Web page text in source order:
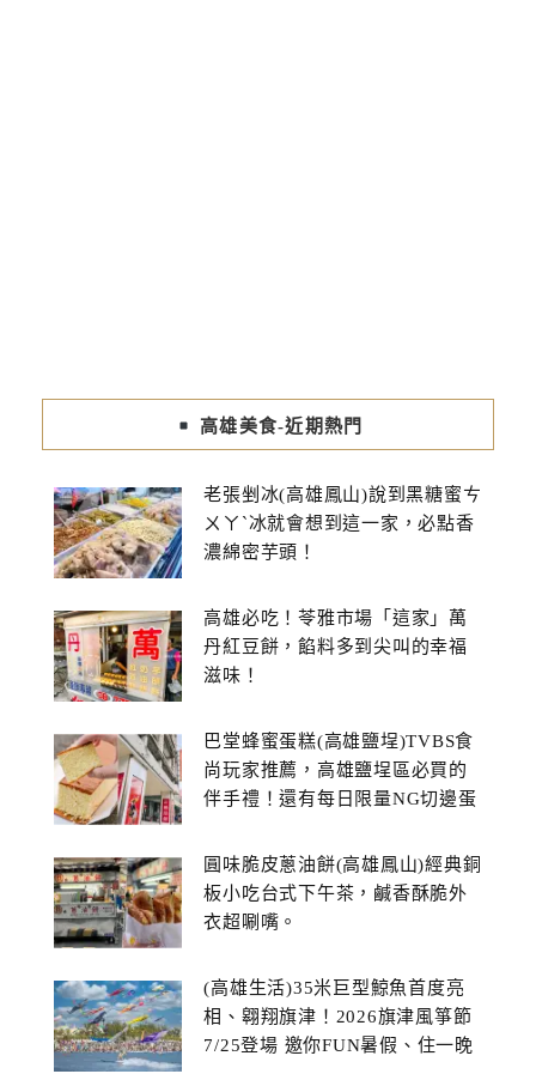
高雄美食-近期熱門
老張剉冰(高雄鳳山)說到黑糖蜜ㄘ
ㄨㄚˋ冰就會想到這一家，必點香
濃綿密芋頭！
高雄必吃！苓雅市場「這家」萬
丹紅豆餅，餡料多到尖叫的幸福
滋味！
巴堂蜂蜜蛋糕(高雄鹽埕)TVBS食
尚玩家推薦，高雄鹽埕區必買的
伴手禮！還有每日限量NG切邊蛋
圓味脆皮蔥油餅(高雄鳳山)經典銅
板小吃台式下午茶，鹹香酥脆外
衣超唰嘴。
(高雄生活)35米巨型鯨魚首度亮
相、翱翔旗津！2026旗津風箏節
7/25登場 邀你FUN暑假、住一晚